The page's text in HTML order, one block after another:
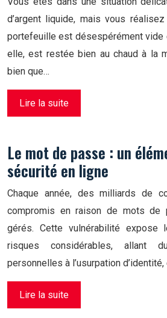
d’argent liquide, mais vous
portefeuille est désespérément vide
elle, est restée bien au chaud à la
bien que…
Lire la suite
Le mot de passe : un
sécurité en ligne
Chaque année, des milliards de
compromis en raison de mots de
gérés. Cette vulnérabilité expose
risques considérables, allant
personnelles à l’usurpation
Lire la suite